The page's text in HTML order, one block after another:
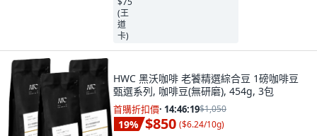
HWC 黑沃咖啡 老饕精選綜合豆 1磅咖啡豆
甄選系列, 咖啡豆(無研磨), 454g, 3包
首購折扣價· 14:46:17$1,050
19% $850 ($6.24/10g)